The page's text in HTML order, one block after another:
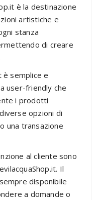
è la destinazione
artistiche e
stanza
di creare
è semplice e
user-friendly che
i prodotti
opzioni di
una transazione
al cliente sono
Il
disponibile
a domande o